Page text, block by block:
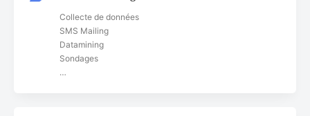
Collecte de données
SMS Mailing
Datamining
Sondages
…